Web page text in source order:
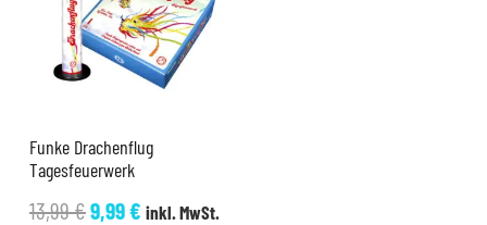
Funke Drachenflug
Tagesfeuerwerk
13,99€Ursprünglicher
9,99€Aktueller
inkl. MwSt.